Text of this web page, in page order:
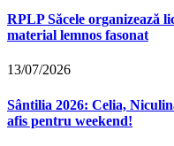
RPLP Săcele organizează
material lemnos fasonat
13/07/2026
Sântilia 2026: Celia,
afis pentru weekend!